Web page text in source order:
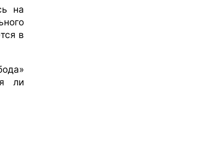
на
в
ли